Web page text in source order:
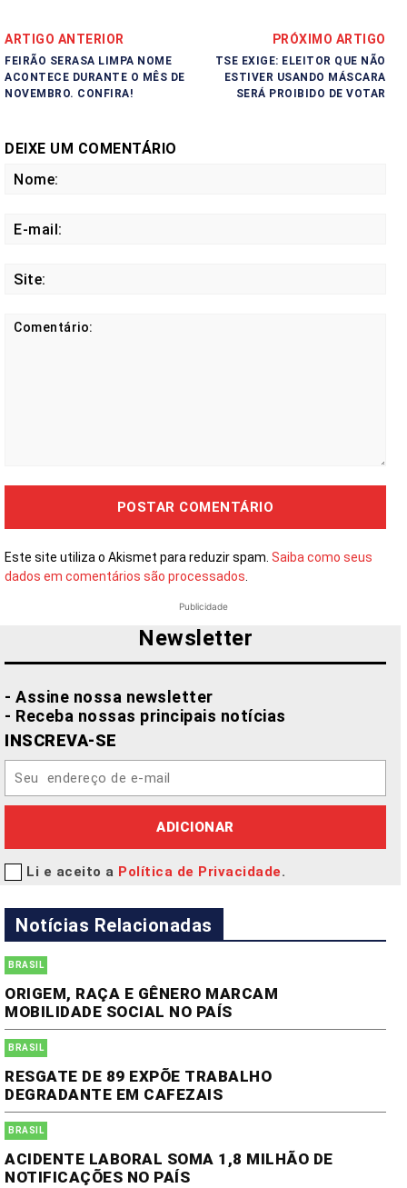
ARTIGO ANTERIOR
FEIRÃO SERASA LIMPA NOME
ACONTECE DURANTE O MÊS DE
NOVEMBRO. CONFIRA!
PRÓXIMO ARTIGO
TSE EXIGE: ELEITOR QUE NÃO
ESTIVER USANDO MÁSCARA
SERÁ PROIBIDO DE VOTAR
DEIXE UM COMENTÁRIO
Este site utiliza o Akismet para reduzir spam. Saiba como seus
dados em comentários são processados.
Publicidade
Newsletter
- Assine nossa newsletter
- Receba nossas principais notícias
INSCREVA-SE
ADICIONAR
Li e aceito a Política de Privacidade.
Notícias Relacionadas
BRASIL
ORIGEM, RAÇA E GÊNERO MARCAM
MOBILIDADE SOCIAL NO PAÍS
BRASIL
RESGATE DE 89 EXPÕE TRABALHO
DEGRADANTE EM CAFEZAIS
BRASIL
ACIDENTE LABORAL SOMA 1,8 MILHÃO DE
NOTIFICAÇÕES NO PAÍS